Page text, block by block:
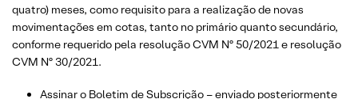
quatro) meses, como requisito para a realização de novas
movimentações em cotas, tanto no primário quanto secundário,
conforme requerido pela resolução CVM Nº 50/2021 e resolução
CVM Nº 30/2021.
Assinar o Boletim de Subscrição – enviado posteriormente